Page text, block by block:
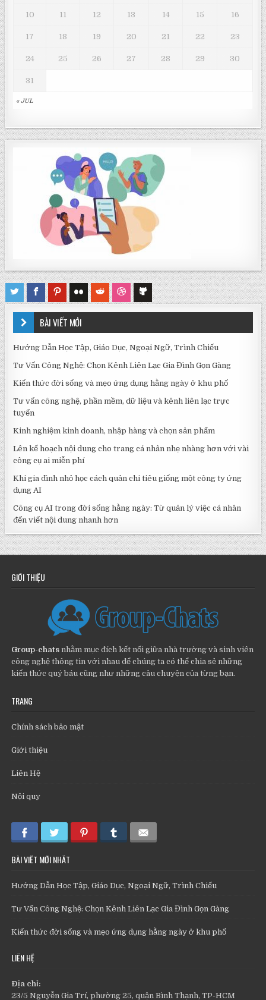
« JUL
10 11 12 13 14 15 16
17 18 19 20 21 22 23
24 25 26 27 28 29 30
31
BÀI VIẾT MỚI
Hướng Dẫn Học Tập, Giáo Dục, Ngoại Ngữ, Trình Chiếu
Tư Vấn Công Nghệ: Chọn Kênh Liên Lạc Gia Đình Gọn Gàng
Kiến thức đời sống và mẹo ứng dụng hằng ngày ở khu phố
Tư vấn công nghệ, phần mềm, dữ liệu và kênh liên lạc trực
tuyến
Kinh nghiệm kinh doanh, nhập hàng và chọn sản phẩm
Lên kế hoạch nội dung cho trang cá nhân nhẹ nhàng hơn với vài
công cụ ai miễn phí
Khi gia đình nhỏ học cách quản chi tiêu giống một công ty ứng
dụng AI
Công cụ AI trong đời sống hằng ngày: Từ quản lý việc cá nhân
đến viết nội dung nhanh hơn
GIỚI THIỆU
Group-chats nhằm mục đích kết nối giữa nhà trường và sinh viên
công nghệ thông tin với nhau để chúng ta có thể chia sẻ những
kiến thức quý báu cũng như những câu chuyện của từng bạn.
TRANG
Chính sách bảo mật
Giới thiệu
Liên Hệ
Nội quy
BÀI VIẾT MỚI NHẤT
Hướng Dẫn Học Tập, Giáo Dục, Ngoại Ngữ, Trình Chiếu
Tư Vấn Công Nghệ: Chọn Kênh Liên Lạc Gia Đình Gọn Gàng
Kiến thức đời sống và mẹo ứng dụng hằng ngày ở khu phố
LIÊN HỆ
Địa chỉ:
23/5 Nguyễn Gia Trí, phường 25, quận Bình Thạnh, TP-HCM